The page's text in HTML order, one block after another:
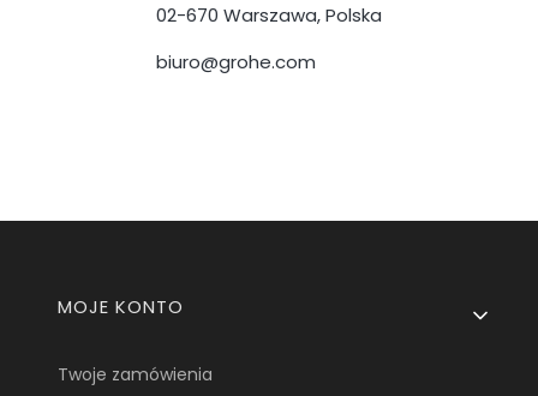
02-670 Warszawa, Polska
biuro@grohe.com
Linki w stopce
MOJE KONTO
Twoje zamówienia